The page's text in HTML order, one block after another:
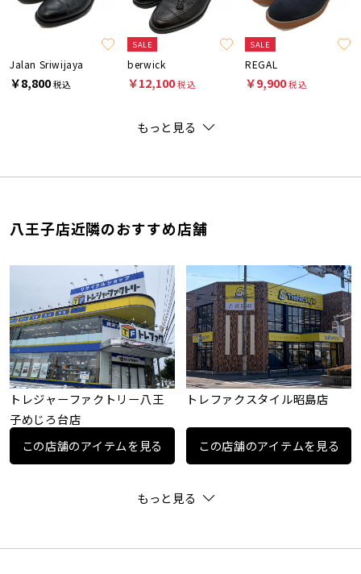
Jalan Sriwijaya
￥8,800税込
SALE
berwick
￥12,100税込
SALE
REGAL
￥9,900税込
もっと見る
八王子店近隣のおすすめ店舗
トレジャーファクトリー八王
子めじろ台店
この店舗のアイテムを見る
トレファクスタイル昭島店
この店舗のアイテムを見る
もっと見る